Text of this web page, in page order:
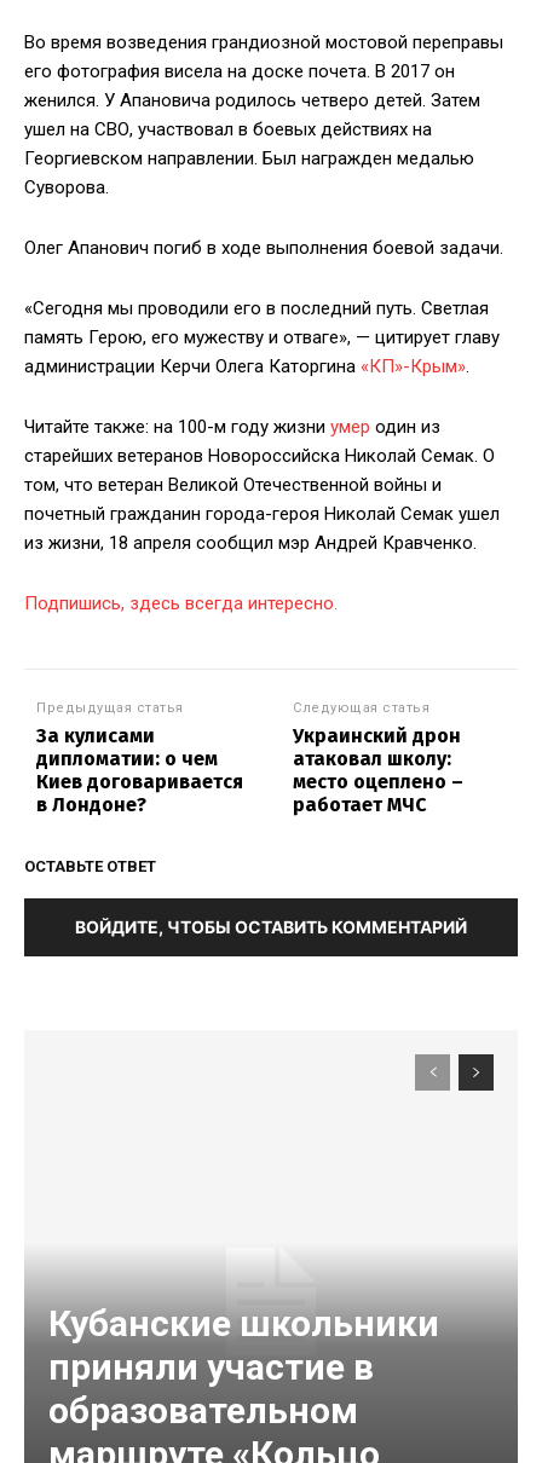
Во время возведения грандиозной мостовой переправы
его фотография висела на доске почета. В 2017 он
женился. У Апановича родилось четверо детей. Затем
ушел на СВО, участвовал в боевых действиях на
Георгиевском направлении. Был награжден медалью
Суворова.
Олег Апанович погиб в ходе выполнения боевой задачи.
«Сегодня мы проводили его в последний путь. Светлая
память Герою, его мужеству и отваге», — цитирует главу
администрации Керчи Олега Каторгина «КП»-Крым».
Читайте также: на 100-м году жизни умер один из
старейших ветеранов Новороссийска Николай Семак. О
том, что ветеран Великой Отечественной войны и
почетный гражданин города-героя Николай Семак ушел
из жизни, 18 апреля сообщил мэр Андрей Кравченко.
Подпишись, здесь всегда интересно.
Предыдущая статья
За кулисами
дипломатии: о чем
Киев договаривается
в Лондоне?
Следующая статья
Украинский дрон
атаковал школу:
место оцеплено –
работает МЧС
ОСТАВЬТЕ ОТВЕТ
ВОЙДИТЕ, ЧТОБЫ ОСТАВИТЬ КОММЕНТАРИЙ
Кубанские школьники
приняли участие в
образовательном
маршруте «Кольцо